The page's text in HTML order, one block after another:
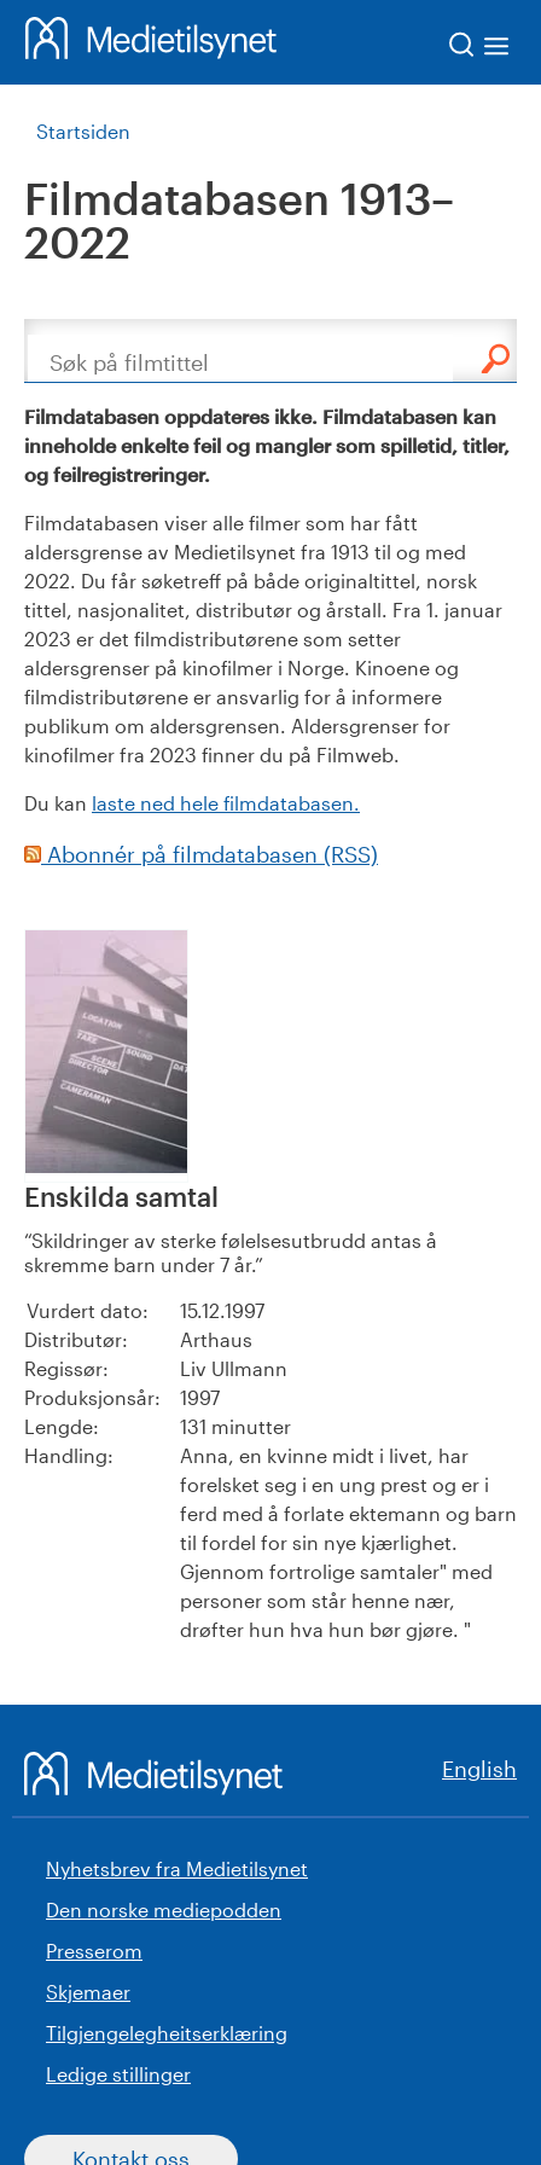
Startsiden
Filmdatabasen 1913–
2022
Søk
Filmdatabasen oppdateres ikke. Filmdatabasen kan
inneholde enkelte feil og mangler som spilletid, titler,
og feilregistreringer.
Filmdatabasen viser alle filmer som har fått
aldersgrense av Medietilsynet fra 1913 til og med
2022. Du får søketreff på både originaltittel, norsk
tittel, nasjonalitet, distributør og årstall. Fra 1. januar
2023 er det filmdistributørene som setter
aldersgrenser på kinofilmer i Norge. Kinoene og
filmdistributørene er ansvarlig for å informere
publikum om aldersgrensen. Aldersgrenser for
kinofilmer fra 2023 finner du på Filmweb.
Du kan laste ned hele filmdatabasen.
Abonnér på filmdatabasen (RSS)
Enskilda samtal
Skildringer av sterke følelsesutbrudd antas å
skremme barn under 7 år.
Vurdert dato:
15.12.1997
Distributør:
Arthaus
Regissør:
Liv Ullmann
Produksjonsår:
1997
Lengde:
131 minutter
Handling:
Anna, en kvinne midt i livet, har
forelsket seg i en ung prest og er i
ferd med å forlate ektemann og barn
til fordel for sin nye kjærlighet.
Gjennom fortrolige samtaler" med
personer som står henne nær,
drøfter hun hva hun bør gjøre. "
English
Nyhetsbrev fra Medietilsynet
Den norske mediepodden
Presserom
Skjemaer
Tilgjengelegheitserklæring
Ledige stillinger
Kontakt oss